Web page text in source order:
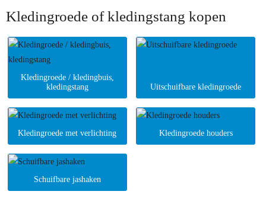
Kledingroede of kledingstang kopen
Kledingroede / kledingbuis,
kledingstang
Uitschuifbare kledingroede
Kledingroede met verlichting Kledingroede houders
Schuifbare jashaken